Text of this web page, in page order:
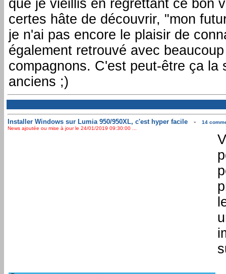
que je vieillis en regrettant ce bon
certes hâte de découvrir, "mon
je n'ai pas encore le plaisir de
également retrouvé avec
compagnons. C'est peut-être ça la
anciens ;)
Installer Windows sur Lumia 950/950XL, c'est hyper facile -
14
News ajoutée ou mise à jour le 24/01/2019 09:30:00 ...